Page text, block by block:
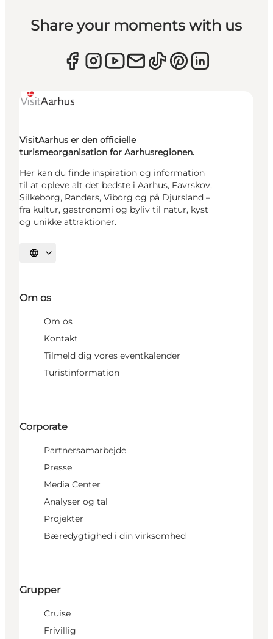
Share your moments with us
VisitAarhus er den officielle
turismeorganisation for Aarhusregionen.
Her kan du finde inspiration og information
til at opleve alt det bedste i Aarhus, Favrskov,
Silkeborg, Randers, Viborg og på Djursland –
fra kultur, gastronomi og byliv til natur, kyst
og unikke attraktioner.
Vælg sprog
Om os
Om os
Kontakt
Tilmeld dig vores eventkalender
Turistinformation
Corporate
Partnersamarbejde
Presse
Media Center
Analyser og tal
Projekter
Bæredygtighed i din virksomhed
Grupper
Cruise
Frivillig